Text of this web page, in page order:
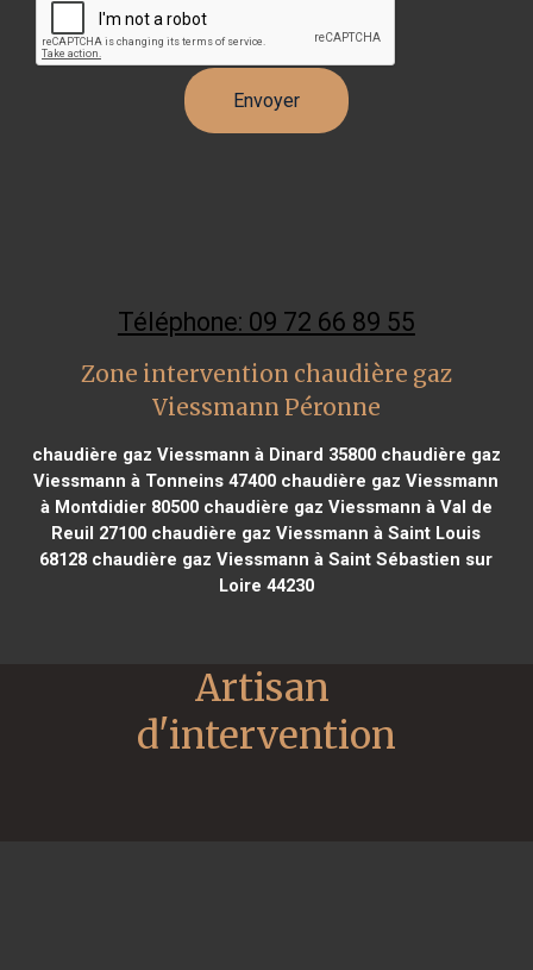
Téléphone: 09 72 66 89 55
Zone intervention chaudière gaz
Viessmann Péronne
chaudière gaz Viessmann à Dinard 35800chaudière gaz
Viessmann à Tonneins 47400 chaudière gaz Viessmann
à Montdidier 80500chaudière gaz Viessmann à Val de
Reuil 27100 chaudière gaz Viessmann à Saint Louis
68128 chaudière gaz Viessmann à Saint Sébastien sur
Loire 44230
Artisan
d'intervention